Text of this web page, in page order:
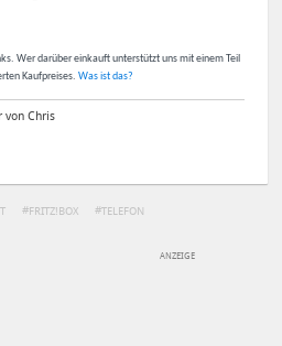
Wer darüber einkauft unterstützt uns mit einem Teil
Kaufpreises. Was ist das?
von Chris
FRITZ!BOX TELEFON